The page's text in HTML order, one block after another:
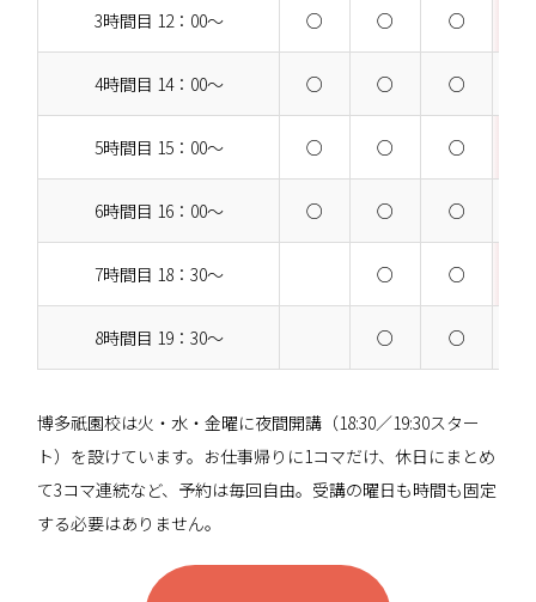
3時間目 12：00～ ○ ○ ○
4時間目 14：00～ ○ ○ ○
5時間目 15：00～ ○ ○ ○
6時間目 16：00～ ○ ○ ○
7時間目 18：30～ ○ ○
8時間目 19：30～ ○ ○
博多祇園校は火・水・金曜に夜間開講（18:30／19:30スター
ト）を設けています。お仕事帰りに1コマだけ、休日にまとめ
て3コマ連続など、予約は毎回自由。受講の曜日も時間も固定
する必要はありません。